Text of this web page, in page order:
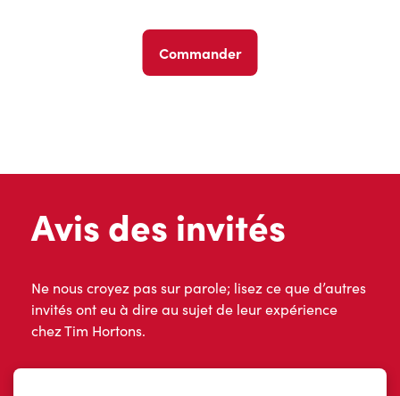
Commander
Avis des invités
Ne nous croyez pas sur parole; lisez ce que d’autres
invités ont eu à dire au sujet de leur expérience
chez Tim Hortons.